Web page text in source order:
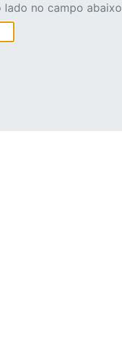
lado no campo abaixo